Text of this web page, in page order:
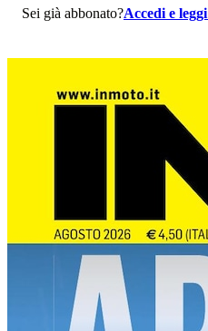
Sei già abbonato?Accedi e leggi